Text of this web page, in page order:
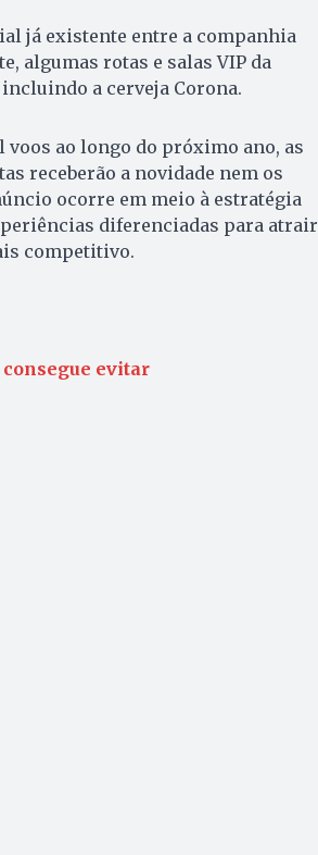
já existente entre a companhia
algumas rotas e salas VIP da
a cerveja Corona.
ao longo do próximo ano, as
receberão a novidade nem os
ocorre em meio à estratégia
diferenciadas para atrair
competitivo.
evitar